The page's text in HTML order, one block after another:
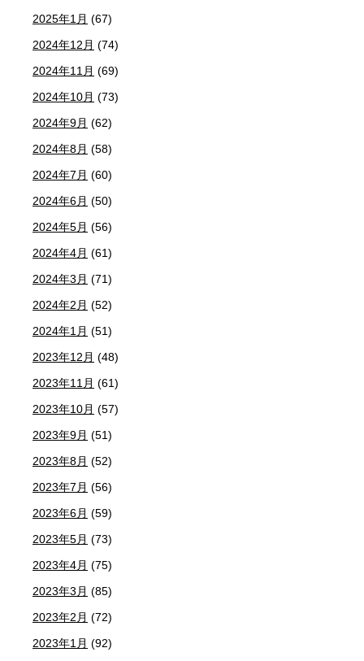
2025年1月 (67)
2024年12月 (74)
2024年11月 (69)
2024年10月 (73)
2024年9月 (62)
2024年8月 (58)
2024年7月 (60)
2024年6月 (50)
2024年5月 (56)
2024年4月 (61)
2024年3月 (71)
2024年2月 (52)
2024年1月 (51)
2023年12月 (48)
2023年11月 (61)
2023年10月 (57)
2023年9月 (51)
2023年8月 (52)
2023年7月 (56)
2023年6月 (59)
2023年5月 (73)
2023年4月 (75)
2023年3月 (85)
2023年2月 (72)
2023年1月 (92)